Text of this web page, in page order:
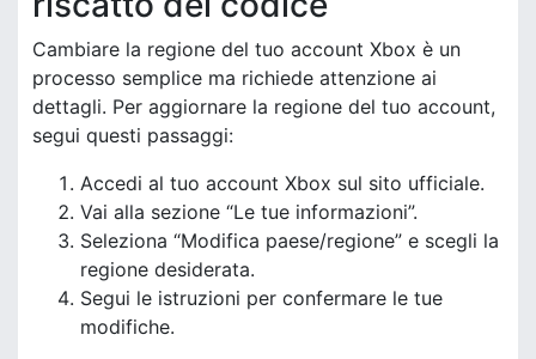
Cambiare la regione del tuo account Xbox è un
processo semplice ma richiede attenzione ai
dettagli. Per aggiornare la regione del tuo account,
segui questi passaggi:
Accedi al tuo account Xbox sul sito ufficiale.
Vai alla sezione “Le tue informazioni”.
Seleziona “Modifica paese/regione” e scegli la
regione desiderata.
Segui le istruzioni per confermare le tue
modifiche.